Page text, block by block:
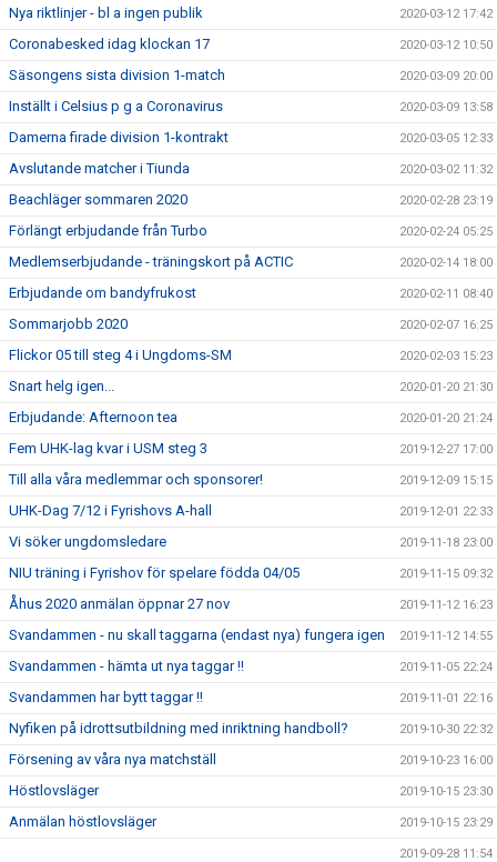
Nya riktlinjer - bl a ingen publik 2020-03-12 17:42
Coronabesked idag klockan 17 2020-03-12 10:50
Säsongens sista division 1-match 2020-03-09 20:00
Inställt i Celsius p g a Coronavirus 2020-03-09 13:58
Damerna firade division 1-kontrakt 2020-03-05 12:33
Avslutande matcher i Tiunda 2020-03-02 11:32
Beachläger sommaren 2020 2020-02-28 23:19
Förlängt erbjudande från Turbo 2020-02-24 05:25
Medlemserbjudande - träningskort på ACTIC 2020-02-14 18:00
Erbjudande om bandyfrukost 2020-02-11 08:40
Sommarjobb 2020 2020-02-07 16:25
Flickor 05 till steg 4 i Ungdoms-SM 2020-02-03 15:23
Snart helg igen... 2020-01-20 21:30
Erbjudande: Afternoon tea 2020-01-20 21:24
Fem UHK-lag kvar i USM steg 3 2019-12-27 17:00
Till alla våra medlemmar och sponsorer! 2019-12-09 15:15
UHK-Dag 7/12 i Fyrishovs A-hall 2019-12-01 22:33
Vi söker ungdomsledare 2019-11-18 23:00
NIU träning i Fyrishov för spelare födda 04/05 2019-11-15 09:32
Åhus 2020 anmälan öppnar 27 nov 2019-11-12 16:23
Svandammen - nu skall taggarna (endast nya) fungera igen 2019-11-12 14:55
Svandammen - hämta ut nya taggar !! 2019-11-05 22:24
Svandammen har bytt taggar !! 2019-11-01 22:16
Nyfiken på idrottsutbildning med inriktning handboll? 2019-10-30 22:32
Försening av våra nya matchställ 2019-10-23 16:00
Höstlovsläger 2019-10-15 23:30
Anmälan höstlovsläger 2019-10-15 23:29
2019-09-28 11:54